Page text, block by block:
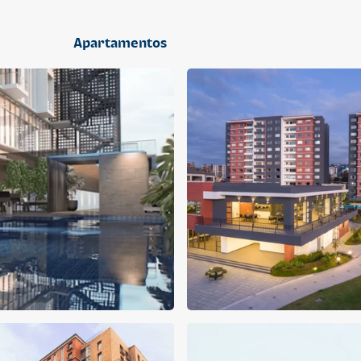
Apartamentos
APARTAMENTO
Q 1,400,000
Cuotas desde Q 9,019*
CENTRICO MADRID
CENTRICO
2 dormitorios 1 baño 2 parqueos
APARTAMENTO
Q 1,300,000
Cuotas desde Q 8,374*
CENTRICO MADRID 2
CENTRICO
2 dormitorios 1 baño 1 parqueo